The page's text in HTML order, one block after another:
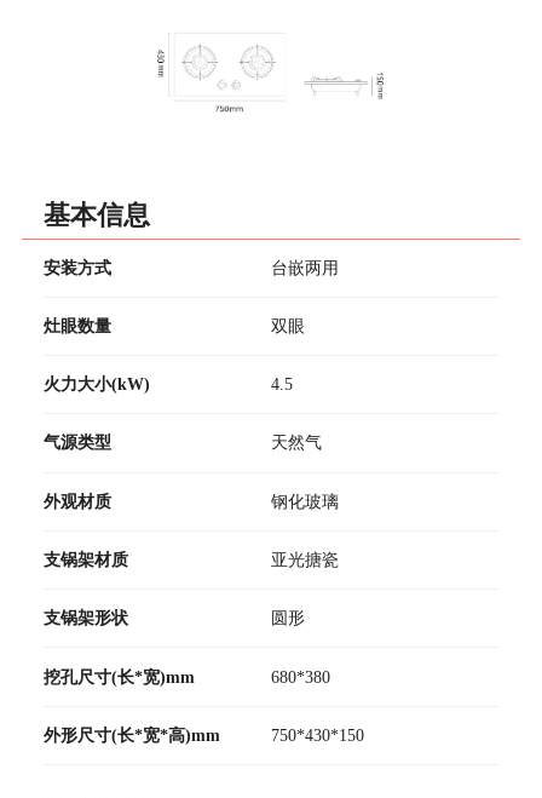
基本信息
安装方式 台嵌两用
灶眼数量 双眼
火力大小(kW) 4.5
气源类型 天然气
外观材质 钢化玻璃
支锅架材质 亚光搪瓷
支锅架形状 圆形
挖孔尺寸(长*宽)mm 680*380
外形尺寸(长*宽*高)mm 750*430*150